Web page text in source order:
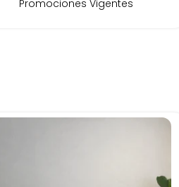
Promociones Vigentes